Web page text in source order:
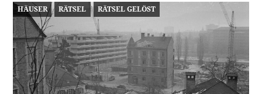
HÄUSER RÄTSEL RÄTSEL GELÖST